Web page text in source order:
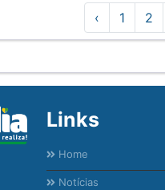
‹ 1 2
Links
Home
Notícias